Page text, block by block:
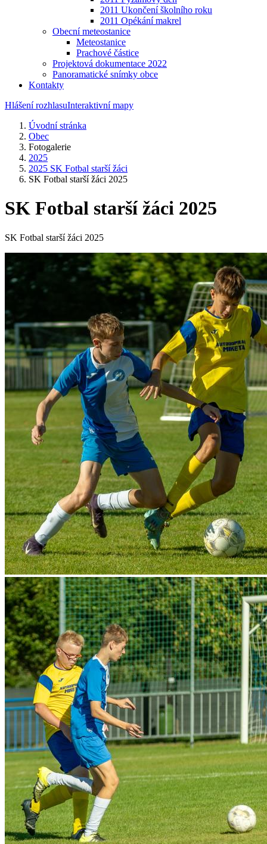
2011 Ukončení školního roku
2011 Opékání makrel
Obecní meteostanice
Meteostanice
Prachové částice
Projektová dokumentace 2022
Panoramatické snímky obce
Kontakty
Hlášení rozhlasuInteraktivní mapy
Úvodní stránka
Obec
Fotogalerie
2025
2025 SK Fotbal starší žáci
SK Fotbal starší žáci 2025
SK Fotbal starší žáci 2025
SK Fotbal starší žáci 2025